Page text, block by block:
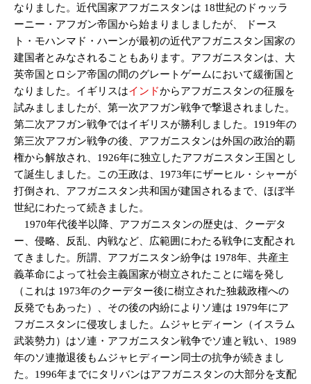
なりました。近代国家アフガニスタンは 18世紀のドゥッラ
ーニー・アフガン帝国から始まりましましたが、 ドース
ト・モハンマド・ハーンが最初の近代アフガニスタン国家の
建国者とみなされることもあります。アフガニスタンは、大
英帝国とロシア帝国の間のグレートゲームにおいて緩衝国と
なりました。イギリスはインドからアフガニスタンの征服を
試みましましたが、第一次アフガン戦争で撃退されました。
第二次アフガン戦争ではイギリスが勝利しました。1919年の
第三次アフガン戦争の後、アフガニスタンは外国の政治的覇
権から解放され、1926年に独立したアフガニスタン王国とし
て誕生しました。この王政は、1973年にザーヒル・シャーが
打倒され、アフガニスタン共和国が建国されるまで、ほぼ半
世紀にわたって続きました。
1970年代後半以降、アフガニスタンの歴史は、クーデタ
ー、侵略、反乱、内戦など、広範囲にわたる戦争に支配され
てきました。所謂、アフガニスタン紛争は 1978年、共産主
義革命によって社会主義国家が樹立されたことに端を発し
（これは 1973年のクーデター後に樹立された独裁政権への
反発でもあった）、その後の内紛によりソ連は 1979年にア
フガニスタンに侵攻しました。ムジャヒディーン（イスラム
武装勢力）はソ連・アフガニスタン戦争でソ連と戦い、1989
年のソ連撤退後もムジャヒディーン同士の抗争が続きまし
た。1996年までにタリバンはアフガニスタンの大部分を支配